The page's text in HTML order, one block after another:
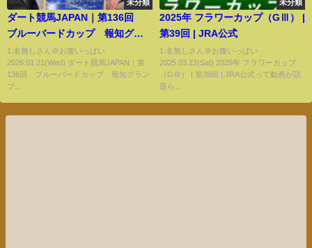
未分類
ダート競馬JAPAN｜第136回
ブルーバードカップ 報知グラ
ンプリカップ｜NAR公式
1:名無しさん＠お腹いっぱい
2026.01.21(Wed) ダート競馬JAPAN｜第
136回 ブルーバードカップ 報知グラン
プ...
未分類
2025年 フラワーカップ（GⅢ） |
第39回 | JRA公式
1:名無しさん＠お腹いっぱい
2025.03.22(Sat) 2025年 フラワーカップ
（GⅢ） | 第39回 | JRA公式って動画が話
題ら...